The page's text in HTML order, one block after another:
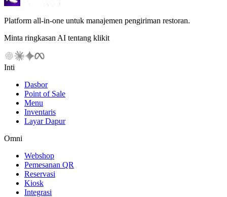
Platform all-in-one untuk manajemen pengiriman restoran.
Minta ringkasan AI tentang klikit
Inti
Dasbor
Point of Sale
Menu
Inventaris
Layar Dapur
Omni
Webshop
Pemesanan QR
Reservasi
Kiosk
Integrasi